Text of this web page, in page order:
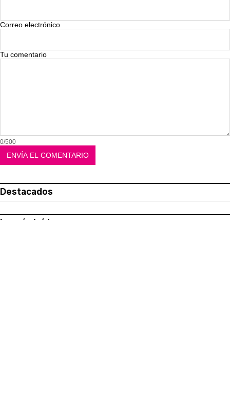
Correo electrónico
Tu comentario
0/500
Destacados
Lo más leído